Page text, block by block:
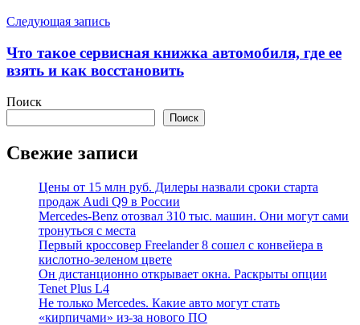
Следующая запись
Что такое сервисная книжка автомобиля, где ее
взять и как восстановить
Поиск
Поиск
Свежие записи
Цены от 15 млн руб. Дилеры назвали сроки старта
продаж Audi Q9 в России
Mercedes-Benz отозвал 310 тыс. машин. Они могут сами
тронуться с места
Первый кроссовер Freelander 8 сошел с конвейера в
кислотно-зеленом цвете
Он дистанционно открывает окна. Раскрыты опции
Tenet Plus L4
Не только Mercedes. Какие авто могут стать
«кирпичами» из-за нового ПО